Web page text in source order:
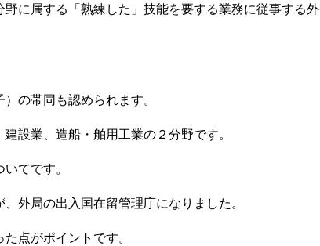
に属する「熟練した」技能を要する業務に従事する外
の帯同も認められます。
設業、造船・舶用工業の２分野です。
てです。
外局の出入国在留管理庁になりました。
点がポイントです。